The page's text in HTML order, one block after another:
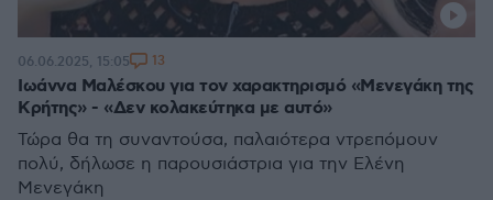
Ιωάννα Μαλέσκου για τον χαρακτηρισμό «Μενεγάκη της
Κρήτης» - «Δεν κολακεύτηκα με αυτό»
Τώρα θα τη συναντούσα, παλαιότερα ντρεπόμουν
πολύ, δήλωσε η παρουσιάστρια για την Ελένη
Μενεγάκη
06.06.2025, 15:05 13